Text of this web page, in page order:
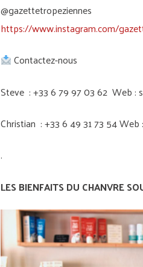
@gazettetropeziennes
https://www.instagram.com/
Contactez-nous
Steve : +33 6 79 97 03 62 Web :
Christian : +33 6 49 31 73 54
.
LES BIENFAITS DU CHANVRE